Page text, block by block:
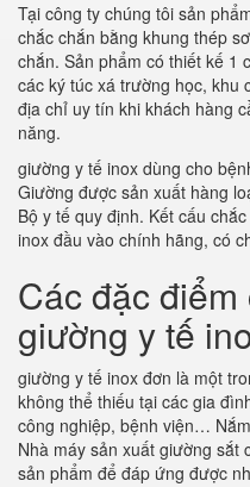
Tại công ty chúng tôi sản
chắc chắn bằng khung thép
chắn. Sản phẩm có thiết kế 1
các ký túc xá trường học, khu
địa chỉ uy tín khi khách hàng
năng.
giường y tế inox dùng cho
Giường được sản xuất hàng
Bộ y tế quy định. Kết cấu
inox đầu vào chính hãng, có
Các đặc điểm
giường y tế
giường y tế inox đơn là một
không thể thiếu tại các gia
công nghiệp, bệnh viện…
Nhà máy sản xuất giường sắt
sản phẩm để đáp ứng được